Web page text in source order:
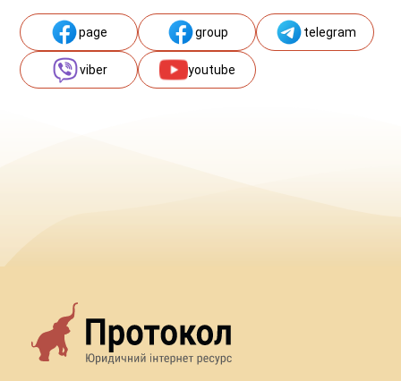
page group telegram
viber youtube